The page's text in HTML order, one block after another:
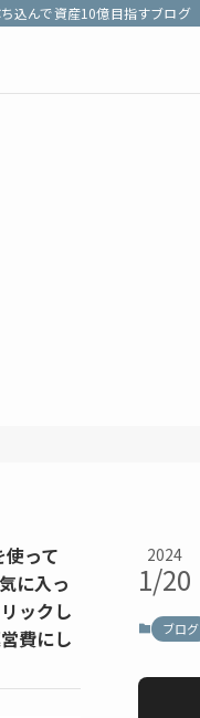
込んで資産10億目指すブログ
2024
1/20
ブログ
って
に入っ
ックし
費にし